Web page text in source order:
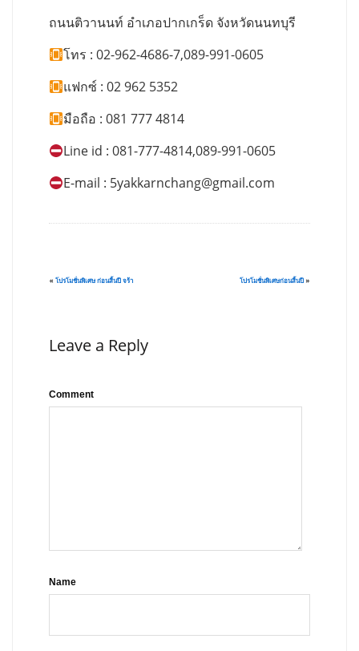
ถนนติวานนท์ อำเภอปากเกร็ด จังหวัดนนทบุรี
โทร : 02-962-4686-7,089-991-0605
แฟกซ์ : 02 962 5352
มือถือ : 081 777 4814
Line id : 081-777-4814,089-991-0605
E-mail : 5yakkarnchang@gmail.com
« โปรโมชั่นพิเศษ ก่อนสิ้นปี จร้า โปรโมชั่นพิเศษก่อนสิ้นปี »
Leave a Reply
Comment
Name